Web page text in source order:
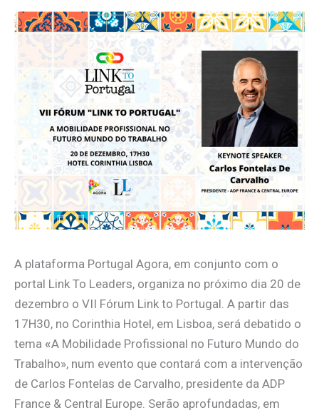
A plataforma Portugal Agora, em conjunto com o
portal Link To Leaders, organiza no próximo dia 20 de
dezembro o VII Fórum Link to Portugal. A partir das
17H30, no Corinthia Hotel, em Lisboa, será debatido o
tema «A Mobilidade Profissional no Futuro Mundo do
Trabalho», num evento que contará com a intervenção
de Carlos Fontelas de Carvalho, presidente da ADP
France & Central Europe. Serão aprofundadas, em